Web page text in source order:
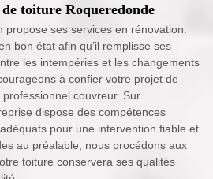
toiture Roqueredonde
propose ses services en rénovation.
bon état afin qu’il remplisse ses
les intempéries et les changements
à confier votre projet de
couvreur. Sur
dispose des compétences
pour une intervention fiable et
au préalable, nous procédons aux
toiture conservera ses qualités